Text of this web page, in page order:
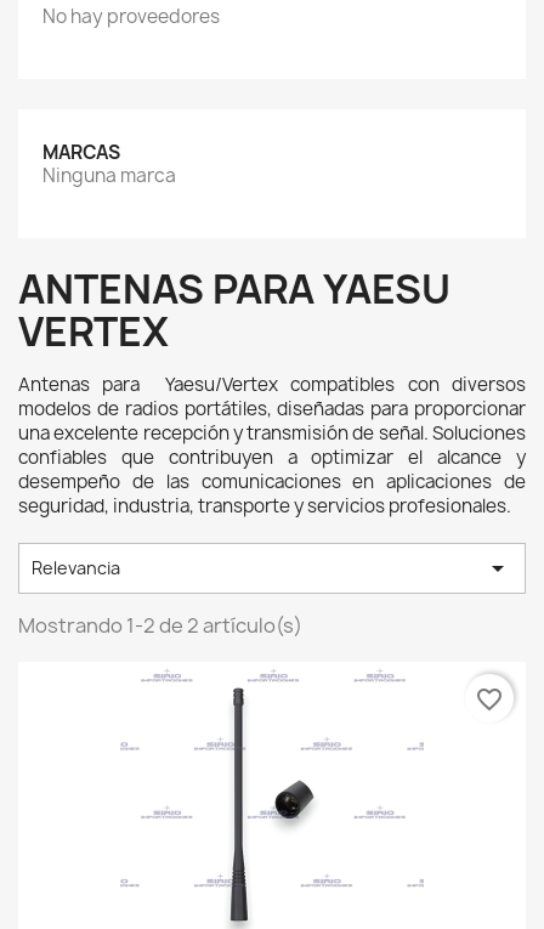
No hay proveedores
MARCAS
Ninguna marca
ANTENAS PARA YAESU
VERTEX
Antenas para  Yaesu/Vertex compatibles con diversos
modelos de radios portátiles, diseñadas para proporcionar
una excelente recepción y transmisión de señal. Soluciones
confiables que contribuyen a optimizar el alcance y
desempeño de las comunicaciones en aplicaciones de
seguridad, industria, transporte y servicios profesionales.
Relevancia 
Mostrando 1-2 de 2 artículo(s)
favorite_border